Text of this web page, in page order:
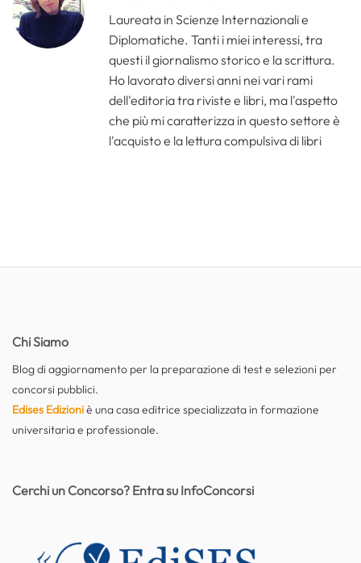
Laureata in Scienze Internazionali e
Diplomatiche. Tanti i miei interessi, tra
questi il giornalismo storico e la scrittura.
Ho lavorato diversi anni nei vari rami
dell'editoria tra riviste e libri, ma l'aspetto
che più mi caratterizza in questo settore è
l'acquisto e la lettura compulsiva di libri
Chi Siamo
Blog di aggiornamento per la preparazione di test e selezioni per
concorsi pubblici.
Edises Edizioniè una casa editrice specializzata in formazione
universitaria e professionale.
Cerchi un Concorso? Entra su InfoConcorsi